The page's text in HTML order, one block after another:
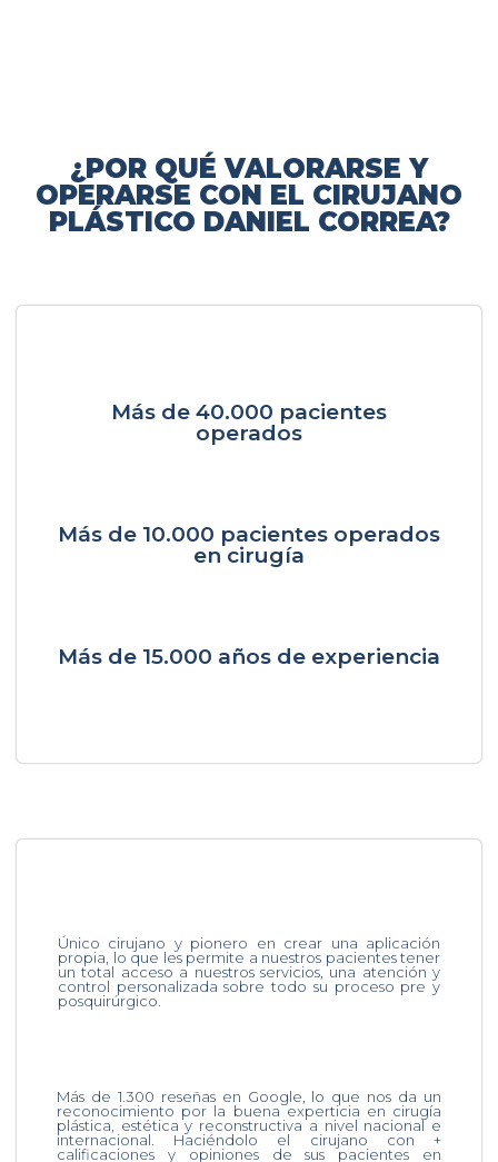
¿POR QUÉ VALORARSE Y
OPERARSE CON EL CIRUJANO
PLÁSTICO DANIEL CORREA?
Más de 40.000 pacientes
operados
Más de 10.000 pacientes operados
en cirugía
Más de 15.000 años de experiencia
Único cirujano y pionero en crear una aplicación
propia, lo que les permite a nuestros pacientes tener
un total acceso a nuestros servicios, una atención y
control personalizada sobre todo su proceso pre y
posquirúrgico.
Más de 1.300 reseñas en Google, lo que nos da un
reconocimiento por la buena experticia en cirugía
plástica, estética y reconstructiva a nivel nacional e
internacional. Haciéndolo el cirujano con +
calificaciones y opiniones de sus pacientes en